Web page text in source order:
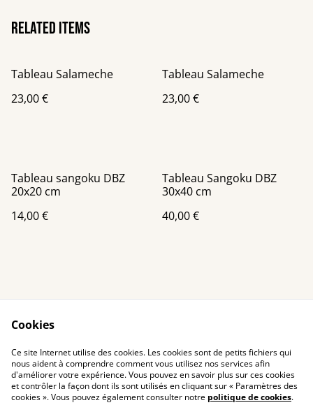
Related items
Tableau Salameche
23,00 €
Tableau Salameche
23,00 €
Tableau sangoku DBZ
20x20 cm
14,00 €
Tableau Sangoku DBZ
30x40 cm
40,00 €
Contact Us
Legal Terms
Privacy Policy
Cookie Policy
Cookies
Ce site Internet utilise des cookies. Les cookies sont de petits fichiers qui
nous aident à comprendre comment vous utilisez nos services afin
d'améliorer votre expérience. Vous pouvez en savoir plus sur ces cookies
et contrôler la façon dont ils sont utilisés en cliquant sur « Paramètres des
cookies ». Vous pouvez également consulter notre politique de cookies.